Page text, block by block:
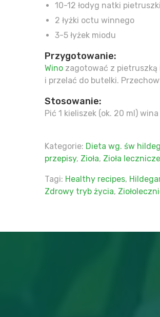
10-12 łodyg natki pietruszki
2 łyżki octu winnego
3-5 łyżek miodu
Przygotowanie:
Wino zagotować z pietruszką
i przelać do butelki.
Stosowanie:
Pić 1 kieliszek (ok. 20 ml)
Kategorie: Dieta wg. św
przepisy, Zioła, Zioła lecznicze
Tagi: Healthy recipes,
Zdrowy tryb życia,